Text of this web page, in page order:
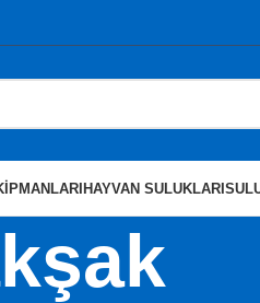
HAYVAN SULUKLARI